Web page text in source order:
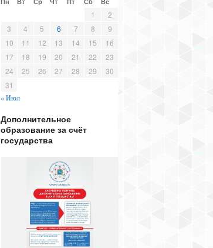
1
2
3
4 5 6 7 8
9
10
11 12 13 14 15
16
17
18 19 20 21 22
23
24
25 26 27 28 29
30
31
« Июл
Дополнительное
образование за счёт
государства